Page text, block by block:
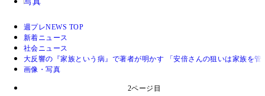
週プレNEWS TOP
新着ニュース
社会ニュース
大反響の『家族という病』で著者が明かす 「安倍さんの狙いは家族を
画像・写真
2ページ目